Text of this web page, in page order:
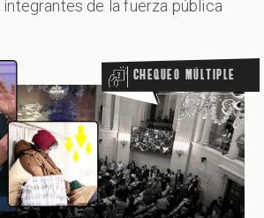
de la fuerza pública
Chequeo Múltiple